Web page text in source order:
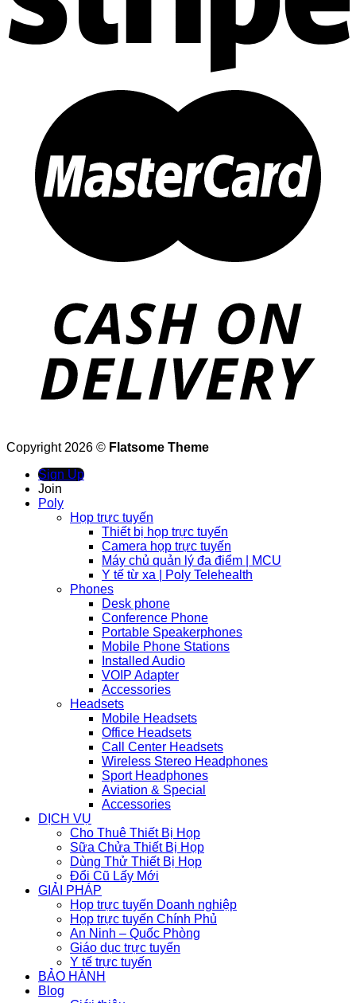
Copyright 2026 © Flatsome Theme
Sign Up
Join
Poly
Họp trực tuyến
Thiết bị họp trực tuyến
Camera họp trực tuyến
Máy chủ quản lý đa điểm | MCU
Y tế từ xa | Poly Telehealth
Phones
Desk phone
Conference Phone
Portable Speakerphones
Mobile Phone Stations
Installed Audio
VOIP Adapter
Accessories
Headsets
Mobile Headsets
Office Headsets
Call Center Headsets
Wireless Stereo Headphones
Sport Headphones
Aviation & Special
Accessories
DỊCH VỤ
Cho Thuê Thiết Bị Họp
Sữa Chửa Thiết Bị Họp
Dùng Thử Thiết Bị Họp
Đổi Cũ Lấy Mới
GIẢI PHÁP
Họp trực tuyến Doanh nghiệp
Họp trực tuyến Chính Phủ
An Ninh – Quốc Phòng
Giáo dục trực tuyến
Y tế trực tuyến
BẢO HÀNH
Blog